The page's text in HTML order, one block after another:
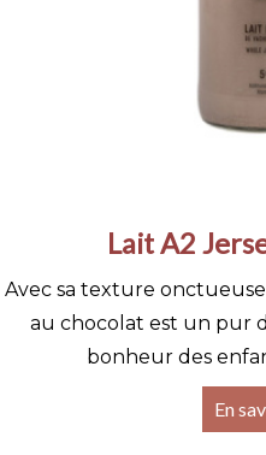
Lait A2
Avec sa texture
au chocolat est un pur
bonheur des
En